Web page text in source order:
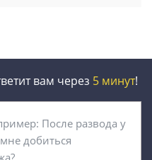
вам через 5 минут!